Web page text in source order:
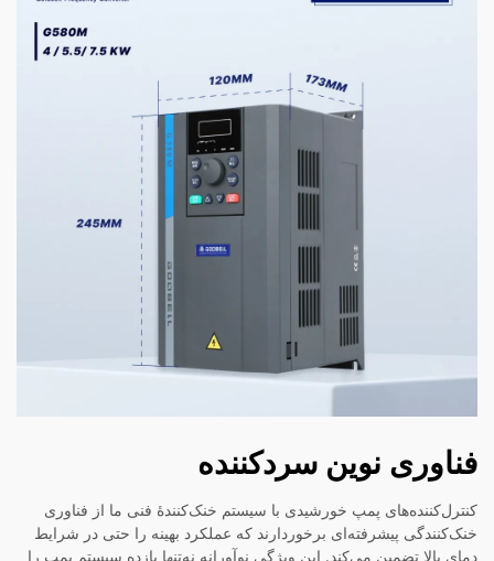
فناوری نوین سردکننده
کنترل‌کننده‌های پمپ خورشیدی با سیستم خنک‌کنندهٔ فنی ما از فناوری
خنک‌کنندگی پیشرفته‌ای برخوردارند که عملکرد بهینه را حتی در شرایط
دمای بالا تضمین می‌کند. این ویژگی نوآورانه نه‌تنها بازده سیستم پمپ را